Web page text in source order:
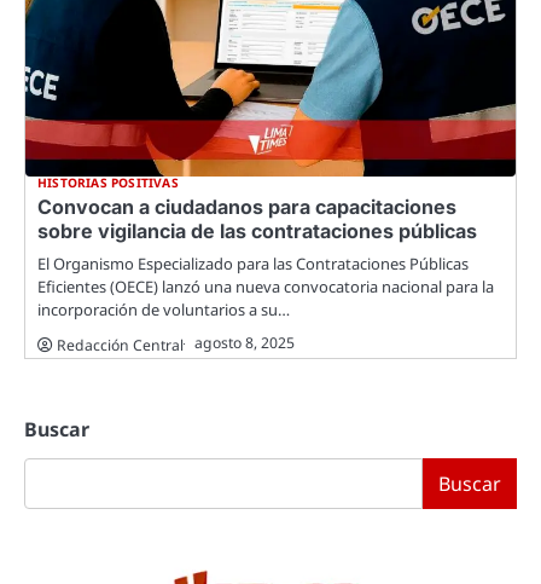
HISTORIAS POSITIVAS
Convocan a ciudadanos para capacitaciones
sobre vigilancia de las contrataciones públicas
El Organismo Especializado para las Contrataciones Públicas
Eficientes (OECE) lanzó una nueva convocatoria nacional para la
incorporación de voluntarios a su…
Redacción Central agosto 8, 2025
Buscar
Buscar